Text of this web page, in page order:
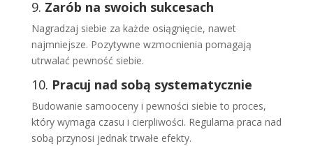
9. Zarób na swoich sukcesach
Nagradzaj siebie za każde osiągnięcie, nawet
najmniejsze. Pozytywne wzmocnienia pomagają
utrwalać pewność siebie.
10. Pracuj nad sobą systematycznie
Budowanie samooceny i pewności siebie to proces,
który wymaga czasu i cierpliwości. Regularna praca nad
sobą przynosi jednak trwałe efekty.